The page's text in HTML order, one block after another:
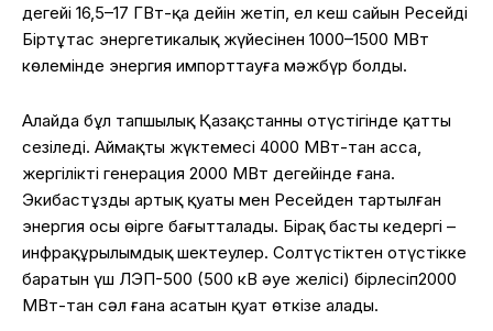
деңгейі 16,5–17 ГВт-қа дейін жетіп, ел кеш сайын Ресейдің
Біртұтас энергетикалық жүйесінен 1000–1500 МВт
көлемінде энергия импорттауға мәжбүр болды.
Алайда бұл тапшылық Қазақстанның оңтүстігінде қатты
сезіледі. Аймақтың жүктемесі 4000 МВт-тан асса,
жергілікті генерация 2000 МВт деңгейінде ғана.
Экибастұздың артық қуаты мен Ресейден тартылған
энергия осы өңірге бағытталады. Бірақ басты кедергі –
инфрақұрылымдық шектеулер. Солтүстіктен оңтүстікке
баратын үш ЛЭП-500 (500 кВ әуе желісі) бірлесіп2000
МВт-тан сәл ғана асатын қуат өткізе алады.